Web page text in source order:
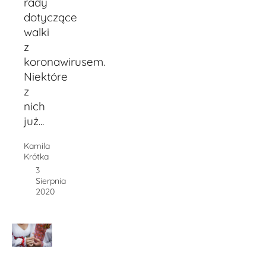
dotyczące
walki
z
koronawirusem.
Niektóre
z
nich
już...
Kamila
Krótka
3
Sierpnia
2020